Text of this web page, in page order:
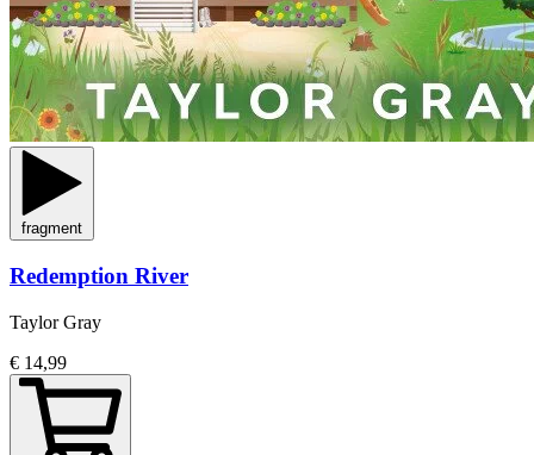
fragment
Redemption River
Taylor Gray
€ 14,99